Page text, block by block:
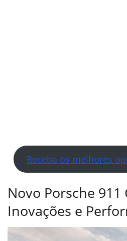
Receba os melhores
Novo Porsche 911
Inovações e